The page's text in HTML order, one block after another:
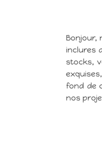
Bonjour,
inclures
stocks,
fond de
nos